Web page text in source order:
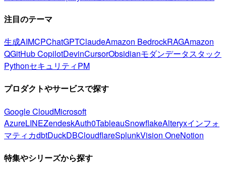
注目のテーマ
生成AIMCPChatGPTClaudeAmazon BedrockRAGAmazon
QGitHub CopilotDevinCursorObsidianモダンデータスタック
PythonセキュリティPM
プロダクトやサービスで探す
Google CloudMicrosoft
AzureLINEZendeskAuth0TableauSnowflakeAlteryxインフォ
マティカdbtDuckDBCloudflareSplunkVision OneNotion
特集やシリーズから探す